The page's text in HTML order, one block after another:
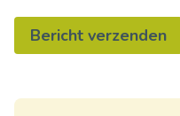
Bericht verzenden